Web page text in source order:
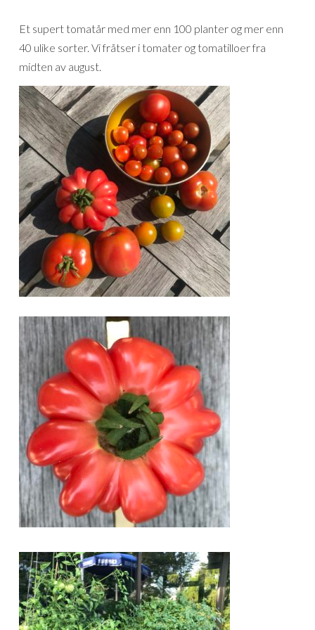
Et supert tomatår med mer enn 100 planter og mer enn
40 ulike sorter. Vi fråtser i tomater og tomatilloer fra
midten av august.